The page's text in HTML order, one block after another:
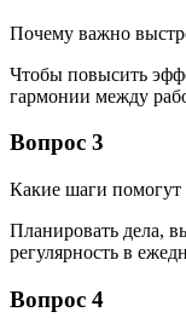
Почему важно
Чтобы повысить
гармонии между
Вопрос 3
Какие шаги
Планировать дела,
регулярность в
Вопрос 4